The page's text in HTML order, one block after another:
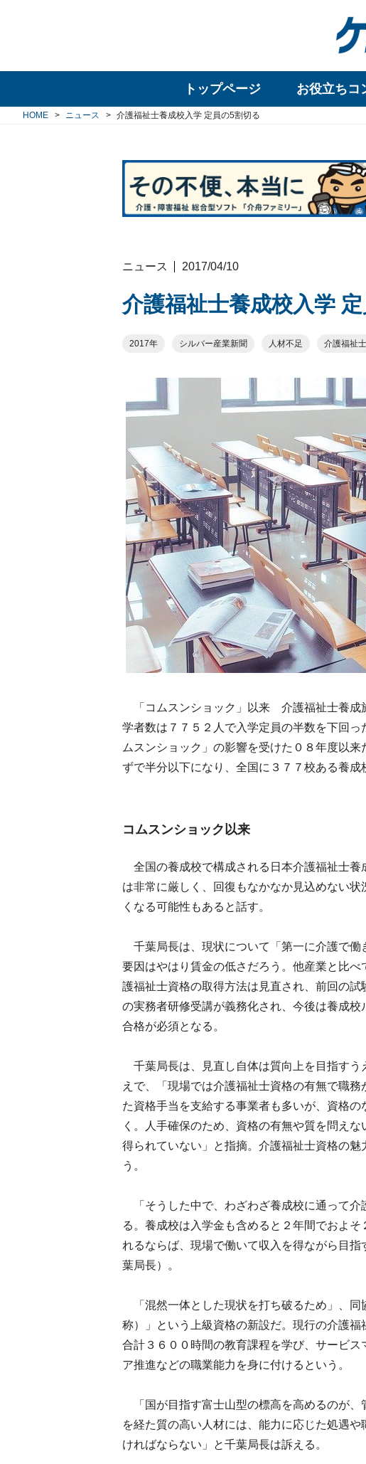
トップページ お役立ちコ
HOME ニュース 介護福祉士養成校入学 定員の5割切る
ニュース 2017/04/10
介護福祉士養成校入学
2017年 シルバー産業新聞 人材不足 介護福祉士
「コムスンショック」以来 介護福祉士養成
学者数は７７５２人で入学定員の半数を下回
ムスンショック」の影響を受けた０８年度以
ずで半分以下になり、全国に３７７校ある養成
コムスンショック以来
全国の養成校で構成される日本介護福祉士養
は非常に厳しく、回復もなかなか見込めない
くなる可能性もあると話す。
千葉局長は、現状について「第一に介護で働
要因はやはり賃金の低さだろう。他産業と比
護福祉士資格の取得方法は見直され、前回の
の実務者研修受講が義務化され、今後は養成
合格が必須となる。
千葉局長は、見直し自体は質向上を目指すう
えで、「現場では介護福祉士資格の有無で職
た資格手当を支給する事業者も多いが、資格
く。人手確保のため、資格の有無や質を問え
得られていない」と指摘。介護福祉士資格の
う。
「そうした中で、わざわざ養成校に通って介
る。養成校は入学金も含めると２年間でおよ
れるならば、現場で働いて収入を得ながら目
葉局長）。
「混然一体とした現状を打ち破るため」、同
称）」という上級資格の新設だ。現行の介護
合計３６００時間の教育課程を学び、サービ
ア推進などの職業能力を身に付けるという。
「国が目指す富士山型の標高を高めるのが、
を経た質の高い人材には、能力に応じた処遇
ければならない」と千葉局長は訴える。